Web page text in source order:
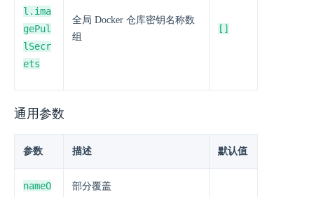
l.ima
gePul
lSecr
ets
全局 Docker 仓库密钥名称数
组
[]
通用参数
参数 描述 默认值
nameO
部分覆盖